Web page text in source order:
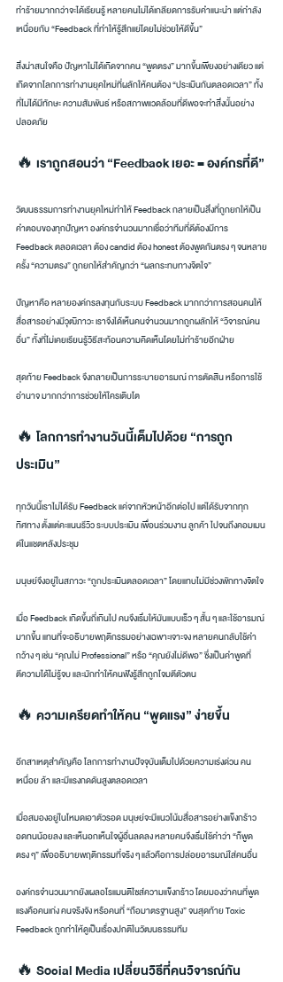
ทำร้ายมากกว่าจะได้เรียนรู้ หลายคนไม่ได้เกลียดการรับคำแนะนำ แต่กำลัง
เหนื่อยกับ “Feedback ที่ทำให้รู้สึกแย่โดยไม่ช่วยให้ดีขึ้น”
สิ่งน่าสนใจคือ ปัญหาไม่ได้เกิดจากคน “พูดตรง” มากขึ้นเพียงอย่างเดียว แต่
เกิดจากโลกการทำงานยุคใหม่ที่ผลักให้คนต้อง “ประเมินกันตลอดเวลา” ทั้ง
ที่ไม่ได้มีทักษะ ความสัมพันธ์ หรือสภาพแวดล้อมที่ดีพอจะทำสิ่งนั้นอย่าง
ปลอดภัย
🔥 เราถูกสอนว่า “Feedback เยอะ = องค์กรที่ดี”
วัฒนธรรมการทำงานยุคใหม่ทำให้ Feedback กลายเป็นสิ่งที่ถูกยกให้เป็น
คำตอบของทุกปัญหา องค์กรจำนวนมากเชื่อว่าทีมที่ดีต้องมีการ
Feedback ตลอดเวลา ต้อง candid ต้อง honest ต้องพูดกันตรง ๆ จนหลาย
ครั้ง “ความตรง” ถูกยกให้สำคัญกว่า “ผลกระทบทางจิตใจ”
ปัญหาคือ หลายองค์กรลงทุนกับระบบ Feedback มากกว่าการสอนคนให้
สื่อสารอย่างมีวุฒิภาวะ เราจึงได้เห็นคนจำนวนมากถูกผลักให้ “วิจารณ์คน
อื่น” ทั้งที่ไม่เคยเรียนรู้วิธีสะท้อนความคิดเห็นโดยไม่ทำร้ายอีกฝ่าย
สุดท้าย Feedback จึงกลายเป็นการระบายอารมณ์ การตัดสิน หรือการใช้
อำนาจ มากกว่าการช่วยให้ใครเติบโต
🔥 โลกการทำงานวันนี้เต็มไปด้วย “การถูก
ประเมิน”
ทุกวันนี้เราไม่ได้รับ Feedback แค่จากหัวหน้าอีกต่อไป แต่ได้รับจากทุก
ทิศทาง ตั้งแต่คะแนนรีวิว ระบบประเมิน เพื่อนร่วมงาน ลูกค้า ไปจนถึงคอมเมน
ต์ในแชตหลังประชุม
มนุษย์จึงอยู่ในสภาวะ “ถูกประเมินตลอดเวลา” โดยแทบไม่มีช่วงพักทางจิตใจ
เมื่อ Feedback เกิดขึ้นถี่เกินไป คนจึงเริ่มให้มันแบบเร็ว ๆ สั้น ๆ และใช้อารมณ์
มากขึ้น แทนที่จะอธิบายพฤติกรรมอย่างเฉพาะเจาะจง หลายคนกลับใช้คำ
กว้าง ๆ เช่น “คุณไม่ Professional” หรือ “คุณยังไม่ดีพอ” ซึ่งเป็นคำพูดที่
ตีความได้ไม่รู้จบ และมักทำให้คนฟังรู้สึกถูกโจมตีตัวตน
🔥 ความเครียดทำให้คน “พูดแรง” ง่ายขึ้น
อีกสาเหตุสำคัญคือ โลกการทำงานปัจจุบันเต็มไปด้วยความเร่งด่วน คน
เหนื่อย ล้า และมีแรงกดดันสูงตลอดเวลา
เมื่อสมองอยู่ในโหมดเอาตัวรอด มนุษย์จะมีแนวโน้มสื่อสารอย่างแข็งกร้าว
อดทนน้อยลง และเห็นอกเห็นใจผู้อื่นลดลง หลายคนจึงเริ่มใช้คำว่า “ก็พูด
ตรง ๆ” เพื่ออธิบายพฤติกรรมที่จริง ๆ แล้วคือการปล่อยอารมณ์ใส่คนอื่น
องค์กรจำนวนมากยังเผลอโรแมนติไซส์ความแข็งกร้าว โดยมองว่าคนที่พูด
แรงคือคนเก่ง คนจริงจัง หรือคนที่ “ถือมาตรฐานสูง” จนสุดท้าย Toxic
Feedback ถูกทำให้ดูเป็นเรื่องปกติในวัฒนธรรมทีม
🔥 Social Media เปลี่ยนวิธีที่คนวิจารณ์กัน